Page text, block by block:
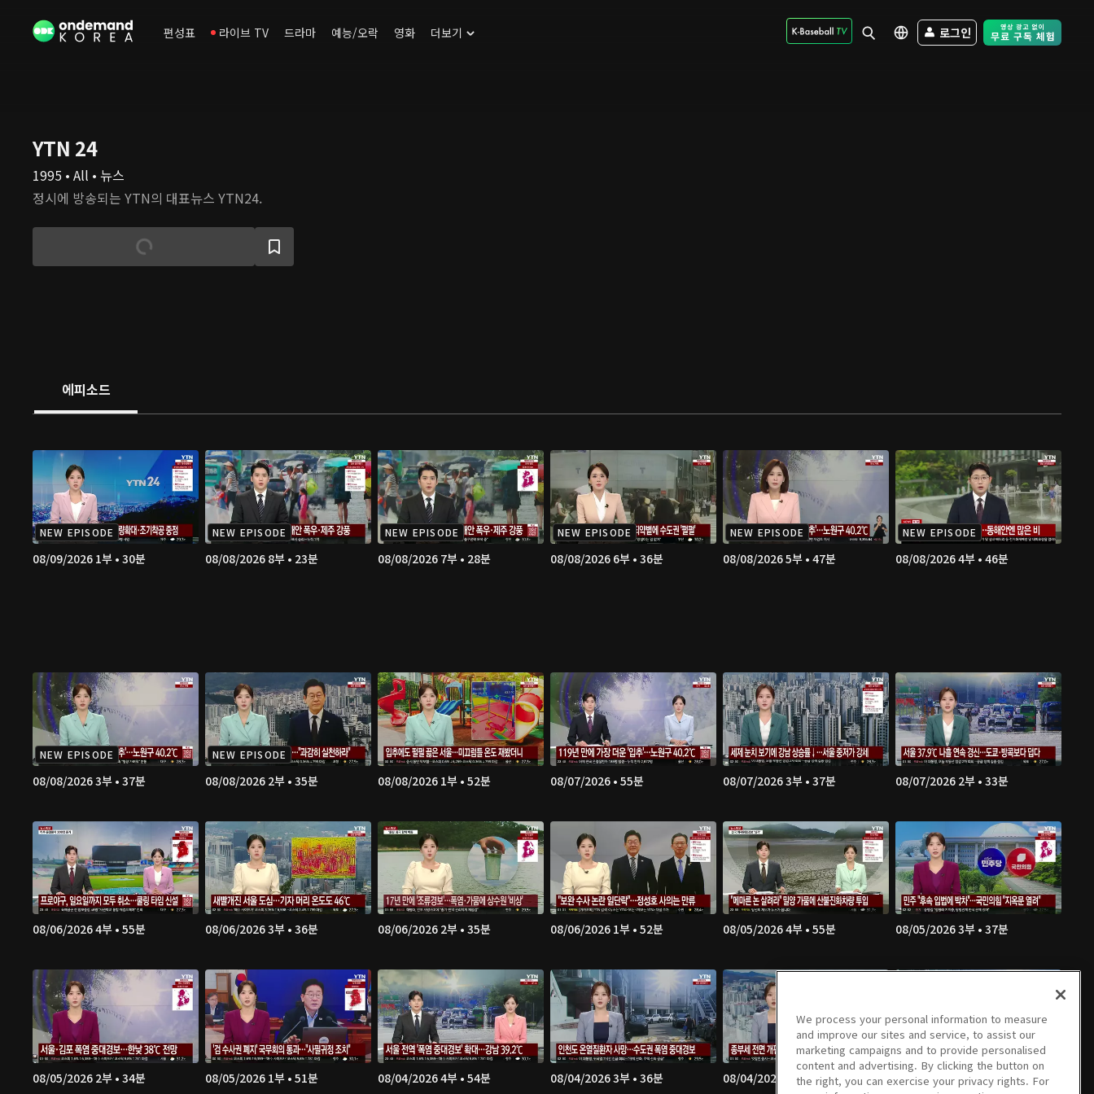
편성표 라이브 TV 드라마 예능/오락 영화 더보기 로그인 Free Trial -
YTN 24
1995 • All • 뉴스
정시에 방송되는 YTN의 대표뉴스 YTN24.
에피소드
NEW EPISODE
08/09/2026 1부 • 30분
NEW EPISODE
08/08/2026 8부 • 23분
NEW EPISODE
08/08/2026 7부 • 28분
NEW EPISODE
08/08/2026 6부 • 36분
NEW EPISODE
08/08/2026 5부 • 47분
NEW EPISODE
08/08/2026 4부 • 46분
NEW EPISODE
08/08/2026 3부 • 37분
NEW EPISODE
08/08/2026 2부 • 35분 08/08/2026 1부 • 52분 08/07/2026 • 55분 08/07/2026 3부 • 37분 08/07/2026 2부 • 33분
08/06/2026 4부 • 55분 08/06/2026 3부 • 36분 08/06/2026 2부 • 35분 08/06/2026 1부 • 52분 08/05/2026 4부 • 55분 08/05/2026 3부 • 37분
08/05/2026 2부 • 34분 08/05/2026 1부 • 51분 08/04/2026 4부 • 54분 08/04/2026 3부 • 36분 08/04/2026 2부 • 35분 08/04/2026 1부 • 52분
We process your personal information to measure
and improve our sites and service, to assist our
marketing campaigns and to provide personalised
content and advertising. By clicking the button on
the right, you can exercise your privacy rights. For